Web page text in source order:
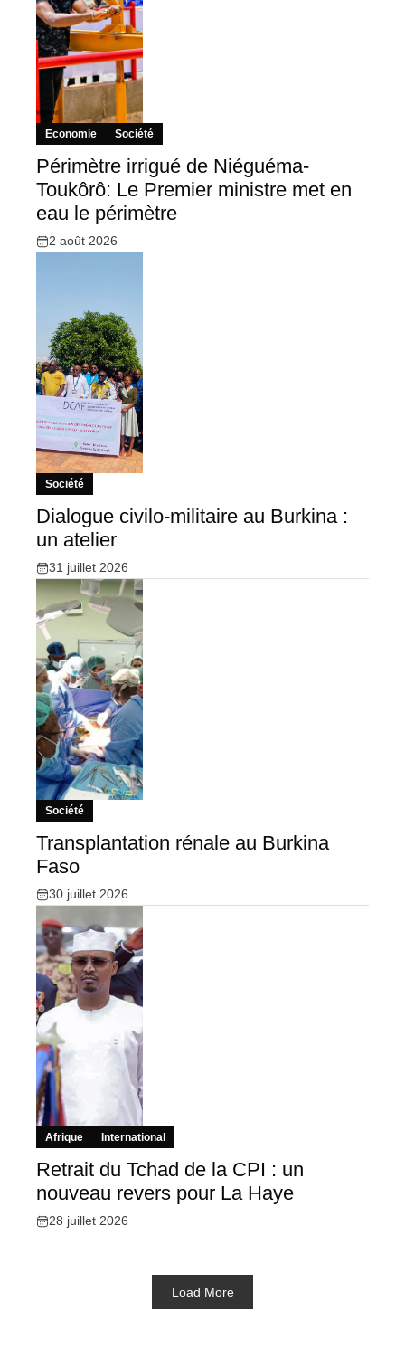
Economie Société
Périmètre irrigué de Niéguéma-
Toukôrô: Le Premier ministre met en
eau le périmètre
2 août 2026
Société
Dialogue civilo-militaire au Burkina :
un atelier
31 juillet 2026
Société
Transplantation rénale au Burkina
Faso
30 juillet 2026
Afrique International
Retrait du Tchad de la CPI : un
nouveau revers pour La Haye
28 juillet 2026
Load More